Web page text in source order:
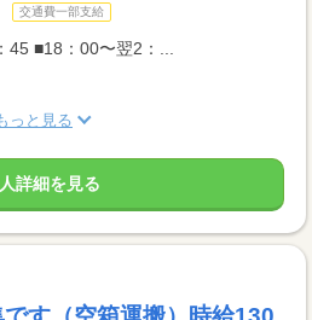
交通費一部支給
■18：00〜翌2：...
っと見る
詳細を見る